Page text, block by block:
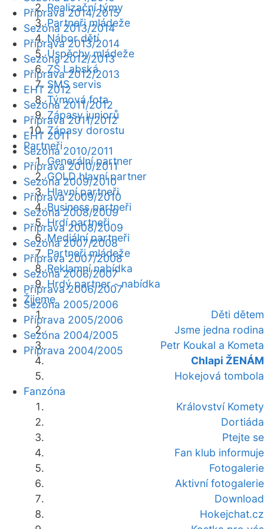
Realizační týmy
Partneři mládeže
Nábor dětí
Úspěchy mládeže
ZŠ Labská
SMS servis
Týmová fota
Zápasy juniorů
Zápasy dorostu
Partneři
Generální partner
GOLD hlavní partner
Hlavní partneři
Business partneři
Hrdí partneři
Mediální partneři
Partneři mládeže
Reklamní nabídka
Hrdý partner - nabídka
Žijeme
Děti dětem
Jsme jedna rodina
Petr Koukal a Kometa
Chlapi ŽENÁM
Hokejová tombola
Fanzóna
Království Komety
Dortiáda
Ptejte se
Fan klub informuje
Fotogalerie
Aktivní fotogalerie
Download
Hokejchat.cz
Příprava 2014/2015
Sezóna 2013/2014
Příprava 2013/2014
Sezóna 2012/2013
Příprava 2012/2013
EHT 2012
Sezóna 2011/2012
Příprava 2011/2012
EHT 2011
Sezóna 2010/2011
Příprava 2010/2011
Sezóna 2009/2010
Příprava 2009/2010
Sezóna 2008/2009
Příprava 2008/2009
Sezóna 2007/2008
Příprava 2007/2008
Sezóna 2006/2007
Příprava 2006/2007
Sezóna 2005/2006
Příprava 2005/2006
Sezóna 2004/2005
Příprava 2004/2005